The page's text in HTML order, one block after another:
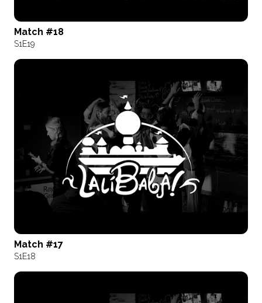
Match #18
S1E19
Match #17
S1E18